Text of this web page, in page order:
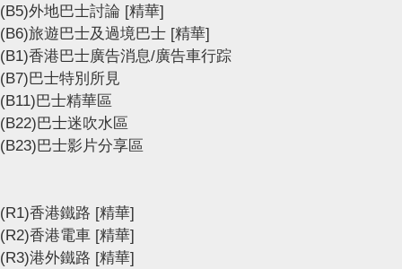
(B5)外地巴士討論 [精華]
(B6)旅遊巴士及過境巴士 [精華]
(B1)香港巴士廣告消息/廣告車行踪
(B7)巴士特別所見
(B11)巴士精華區
(B22)巴士迷吹水區
(B23)巴士影片分享區
(R1)香港鐵路 [精華]
(R2)香港電車 [精華]
(R3)港外鐵路 [精華]